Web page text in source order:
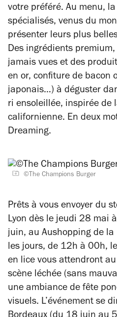
votre préféré. Au menu,
spécialisés, venus du
présenter leurs plus
Des ingrédients
jamais vues et des
en or, confiture de bacon
japonais…) à déguster
ri ensoleillée, inspirée de
californienne. En deux
Dreaming.
©The Champions Burger
Prêts à vous envoyer du
Lyon dès le jeudi 28 mai
juin, au Aushopping de la
les jours, de 12h à 00h,
en lice vous attendront
scène léchée (sans
une ambiance de fête
visuels. L’événement se